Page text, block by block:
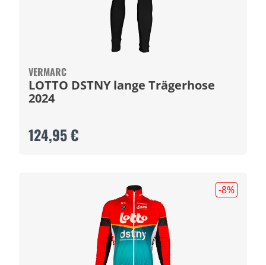
VERMARC
LOTTO DSTNY lange Trägerhose
2024
124,95 €
-8%